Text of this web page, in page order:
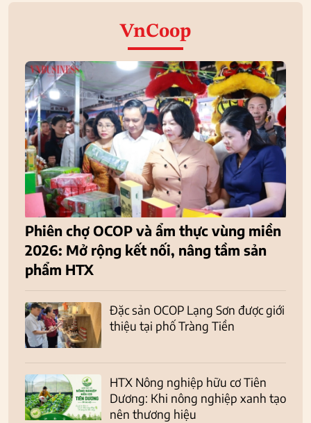
VnCoop
Phiên chợ OCOP và ẩm thực vùng miền
2026: Mở rộng kết nối, nâng tầm sản
phẩm HTX
Đặc sản OCOP Lạng Sơn được giới
thiệu tại phố Tràng Tiền
HTX Nông nghiệp hữu cơ Tiên
Dương: Khi nông nghiệp xanh tạo
nên thương hiệu